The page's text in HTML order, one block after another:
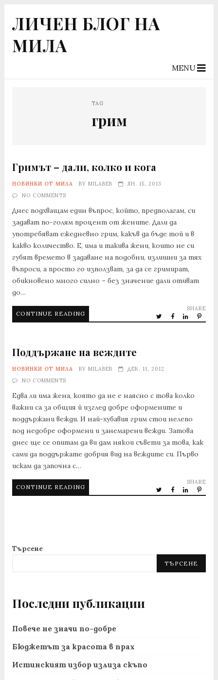
ЛИЧЕН БЛОГ НА
МИЛА
MENU
TAG
грим
Гримът – дали, колко и кога
НОВИНКИ ОТ МИЛА BY MILABEB
ЯН. 15, 2013
NO COMMENTS
Днес подхващам един въпрос, който, предполагам, си
задават по-голям процент от жените. Дали да
употребяват ежедневно грим, какъв да бъде той и в
какво количество. Е, има и такива жени, които не си
губят времето в задаване на подобни, излишни за тях
въпроси, а просто го използват, за да се гримират,
обикновено много силно – без значение дали отиват
до…
CONTINUE READING
SHARE
Поддържане на веждите
НОВИНКИ ОТ МИЛА BY MILABEB
ДЕК. 11, 2012
NO COMMENTS
Едва ли има жена, която да не е наясно с това колко
важни са за общия й изглед добре оформените и
поддържани вежди. И най-хубавия грим стои нелепо
под недобре оформени и занемарени вежди. Затова
днес ще се опитам да ви дам някои съвети за това, как
сами да поддържате добрия вид на веждите си. Първо
искам да започна с…
CONTINUE READING
SHARE
Търсене
ТЪРСЕНЕ
Последни публикации
Повече не значи по-добре
Бюджетът за красота в прах
Истинският избор излиза скъпо